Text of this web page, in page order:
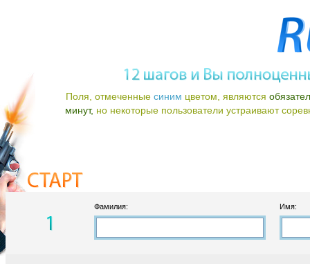
Поля, отмеченные синим цветом, являются
минут, но некоторые пользователи устраивают
Фамилия: Имя: